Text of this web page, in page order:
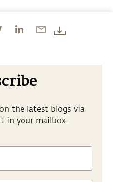
the latest blogs via
in your mailbox.